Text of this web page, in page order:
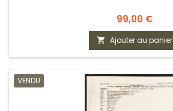
Prix
99,00 €
 Ajouter au panier
VENDU